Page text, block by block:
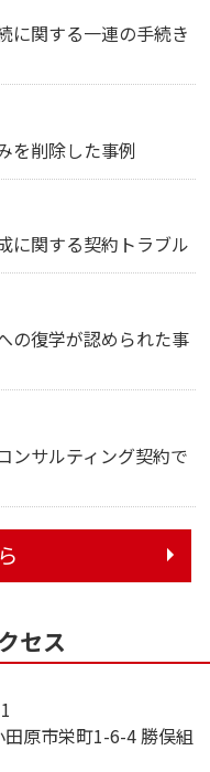
に関する一連の手続き
を削除した事例
に関する契約トラブル
の復学が認められた事
ンサルティング契約で
セス
原市栄町1-6-4 勝俣組